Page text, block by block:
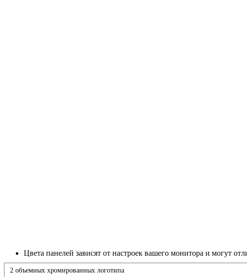
Цвета панелей зависят от настроек вашего монитора и могут
2 объемных хромированных логотипа